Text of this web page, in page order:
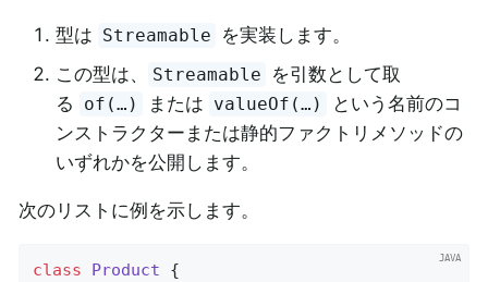
型は Streamable
を実装します。
この型は、
Streamable
を引数として取
る
of(…) または valueOf(…)
という名前のコ
ンストラクターまたは静的ファクトリメソッドの
いずれかを公開します。
次のリストに例を示します。
class Product